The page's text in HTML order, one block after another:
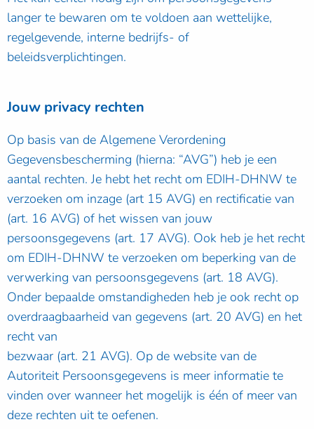
langer te bewaren om te voldoen aan wettelijke,
regelgevende, interne bedrijfs- of
beleidsverplichtingen.
Jouw privacy rechten
Op basis van de Algemene Verordening
Gegevensbescherming (hierna: “AVG”) heb je een
aantal rechten. Je hebt het recht om EDIH-DHNW te
verzoeken om inzage (art 15 AVG) en rectificatie van
(art. 16 AVG) of het wissen van jouw
persoonsgegevens (art. 17 AVG). Ook heb je het recht
om EDIH-DHNW te verzoeken om beperking van de
verwerking van persoonsgegevens (art. 18 AVG).
Onder bepaalde omstandigheden heb je ook recht op
overdraagbaarheid van gegevens (art. 20 AVG) en het
recht van
bezwaar (art. 21 AVG). Op de website van de
Autoriteit Persoonsgegevens is meer informatie te
vinden over wanneer het mogelijk is één of meer van
deze rechten uit te oefenen.